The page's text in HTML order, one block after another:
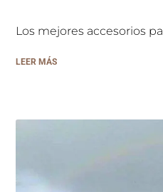
Los mejores accesorios
LEER MÁS